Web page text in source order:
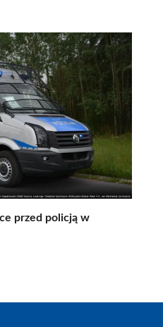
przed policją w